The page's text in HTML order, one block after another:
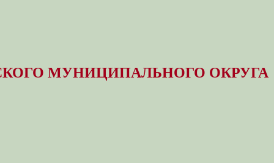
МУНИЦИПАЛЬНОГО ОКРУГА